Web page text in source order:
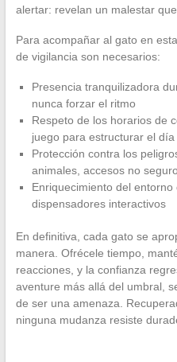
alertar: revelan un malestar
Para acompañar al gato en
de vigilancia son necesarios:
Presencia tranquilizadora
nunca forzar el ritmo
Respeto de los horarios de
juego para estructurar el día
Protección contra los
animales, accesos no
Enriquecimiento del
dispensadores interactivos
En definitiva, cada gato se
manera. Ofrécele tiempo,
reacciones, y la confianza
aventure más allá del umbral,
de ser una amenaza.
ninguna mudanza resiste